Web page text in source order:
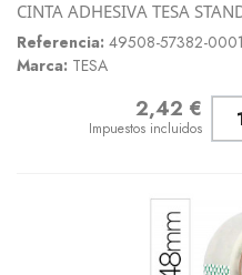
CINTA ADHESIVA TESA
Referencia: 49508-57382-
Marca: TESA
2,42 €
Impuestos incluidos